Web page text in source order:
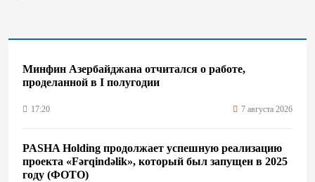
Минфин Азербайджана отчитался о работе,
проделанной в I полугодии
17:20 7 августа 2026
PASHA Holding продолжает успешную реализацию
проекта «Fərqindəlik», который был запущен в 2025
году (ФОТО)